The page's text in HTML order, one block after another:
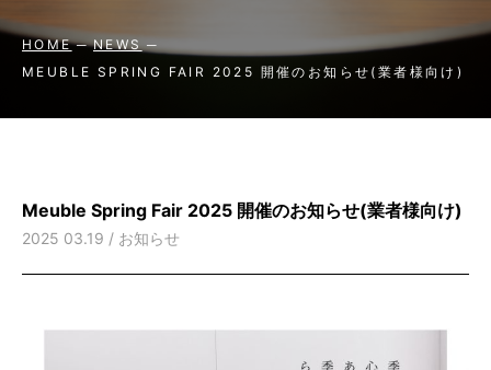
HOME
NEWS
MEUBLE SPRING FAIR 2025 開催のお知らせ(業者様向け)
Meuble Spring Fair 2025 開催のお知らせ(業者様向け)
2025 03.19 / お知らせ